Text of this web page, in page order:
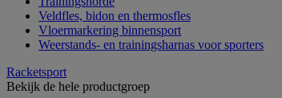
Veldfles, bidon en thermosfles
Vloermarkering binnensport
Weerstands- en trainingsharnas voor sporters
Racketsport
Bekijk de hele productgroep